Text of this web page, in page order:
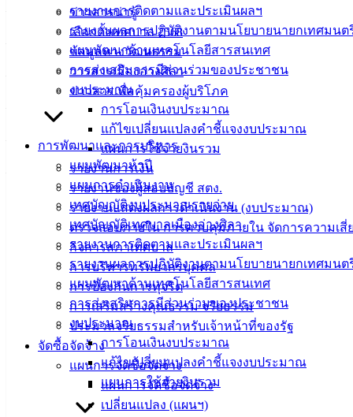
รายงานการติดตามและประเมินผลฯ
รายงานผลการปฏิบัติงานตามนโยบายนายกเทศมนต
แผนพัฒนาด้านเทคโนโลยีสารสนเทศ
การส่งเสริมการมีส่วนร่วมของประชาชน
งบประมาณ
การโอนเงินงบประมาณ
แก้ไขเปลี่ยนแปลงคำชี้แจงงบประมาณ
แผนการใช้จ่ายงินรวม
รายงานการเงิน
รายงานของผู้สอบบัญชี สตง.
รายงานแสดงผลการดำเนินงาน (งบประมาณ)
ตรวจสอบภายใน การควบคุมภายใน จัดการความเสี่
กิจการสภาเทศบาล
การบริหารทรัพยากรบุคคล
การป้องกันการทุจริต
การเสริมสร้างคุณธรรม จริยธรรม
ประมวลจริยธรรมสำหรับเจ้าหน้าที่ของรัฐ
จัดซื้อจัดจ้าง
แผนการจัดซื้อจัดจ้าง
แผนการจัดซื้อจัดจ้าง
เปลี่ยนแปลง (แผนฯ)
ข่าวสารน่ารู้
เลือกตั้งเทศบาล 2568
ข้อมูลทางวัฒนธรรม
วารสารเมืองอ่างศิลา
ข่าวสารเพื่อคุ้มครองผู้บริโภค
การพัฒนาและการบริหาร
แผนพัฒนาห้าปี
แผนการดำเนินงาน
เทศบัญญัติงบประมาณรายจ่าย
เทศบัญญัติเทศบาลเมืองอ่างศิลา
รายงานการติดตามและประเมินผลฯ
รายงานผลการปฏิบัติงานตามนโยบายนายกเทศมนต
แผนพัฒนาด้านเทคโนโลยีสารสนเทศ
การส่งเสริมการมีส่วนร่วมของประชาชน
งบประมาณ
การโอนเงินงบประมาณ
แก้ไขเปลี่ยนแปลงคำชี้แจงงบประมาณ
แผนการใช้จ่ายงินรวม
– ไลน์ : ค้นหา @angsilacity หรือคลิ๊กลิงก์https://lin.ee/CSA0kz3
https://www.youtube.com/@angsilacity/videos
– เฟซบุ๊ก : https://www.facebook.com/angsilacity.chonburi
https://www.tiktok.com/@angsilacity
– โทรศัพท์ : 038140100 ถึง 104
– (ดับเพลิง) ป้องกันและบรรเทาสาธารณภัย โทรศัพท์ :
038397220 (24 ชั่วโมง)